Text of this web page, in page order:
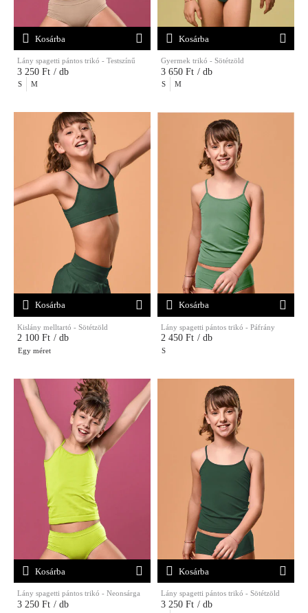
Lány spagetti pántos trikó - Testszínű
S M
3 250 Ft / db
Kosárba
Gyermek trikó - Sötétzöld
S M
3 650 Ft / db
Kosárba
Kislány melltartó - Sötétzöld
Egy méret
2 100 Ft / db
Kosárba
Lány spagetti pántos trikó - Páfrány
S
2 450 Ft / db
Kosárba
Lány spagetti pántos trikó - Neonsárga
3 250 Ft / db
Kosárba
Lány spagetti pántos trikó - Sötétzöld
3 250 Ft / db
Kosárba